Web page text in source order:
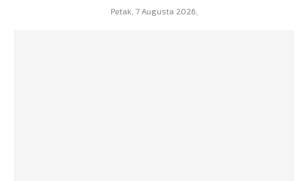
Petak, 7 Augusta 2026,